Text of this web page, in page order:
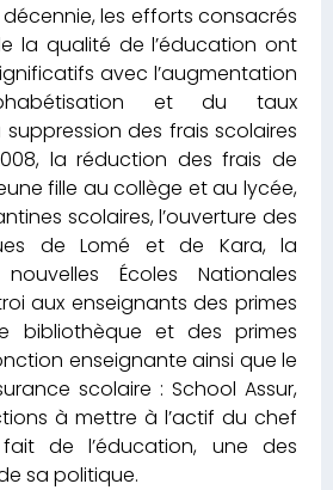
décennie, les efforts consacrés
la qualité de l’éducation ont
avec l’augmentation
et du taux
suppression des frais scolaires
la réduction des frais de
fille au collège et au lycée,
scolaires, l’ouverture des
de Lomé et de Kara, la
Écoles Nationales
aux enseignants des primes
bibliothèque et des primes
enseignante ainsi que le
scolaire : School Assur,
à mettre à l’actif du chef
de l’éducation, une des
sa politique.